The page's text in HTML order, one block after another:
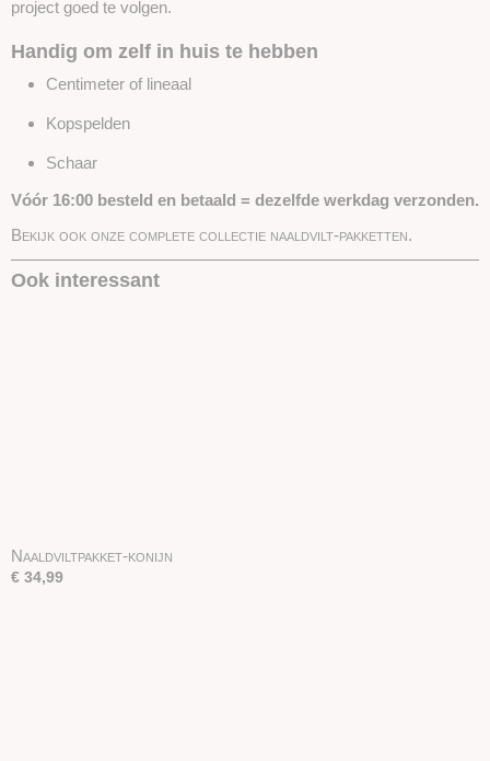
project goed te volgen.
Handig om zelf in huis te hebben
Centimeter of lineaal
Kopspelden
Schaar
Vóór 16:00 besteld en betaald = dezelfde werkdag verzonden.
Bekijk ook onze complete collectie naaldvilt-pakketten.
Ook interessant
Naaldviltpakket-konijn
€ 34,99